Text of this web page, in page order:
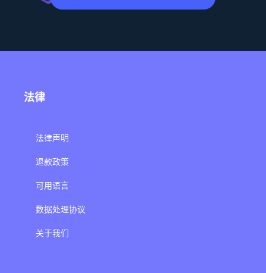
法律
法律声明
退款政策
可用语言
数据处理协议
关于我们